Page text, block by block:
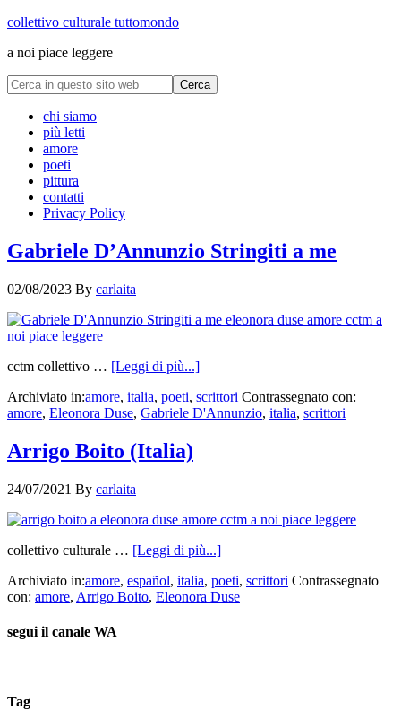
collettivo culturale tuttomondo
a noi piace leggere
chi siamo
più letti
amore
poeti
pittura
contatti
Privacy Policy
Gabriele D’Annunzio Stringiti a me
02/08/2023 By carlaita
cctm collettivo … [Leggi di più...]
Archiviato in:amore, italia, poeti, scrittori Contrassegnato con:
amore, Eleonora Duse, Gabriele D'Annunzio, italia, scrittori
Arrigo Boito (Italia)
24/07/2021 By carlaita
collettivo culturale … [Leggi di più...]
Archiviato in:amore, español, italia, poeti, scrittori Contrassegnato
con: amore, Arrigo Boito, Eleonora Duse
segui il canale WA
Tag